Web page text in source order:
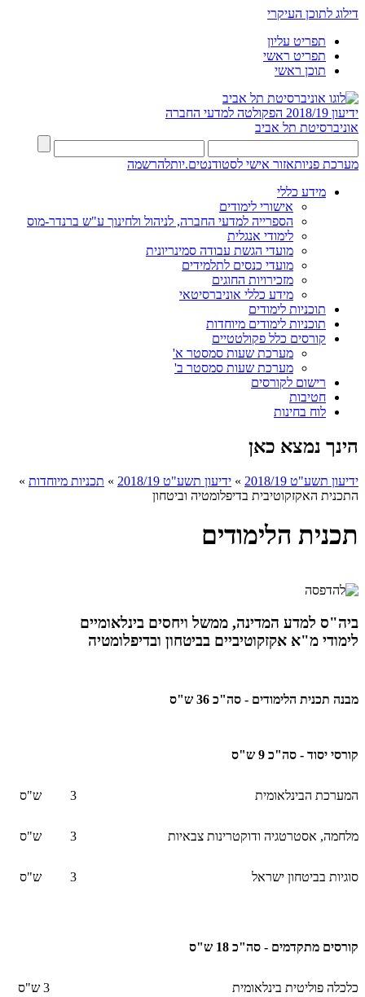
דילוג לתוכן העיקרי
תפריט עליון
תפריט ראשי
תוכן ראשי
ידיעון 2018/19
הפקולטה למדעי החברה
אוניברסיטת תל אביב
מערכת פניותאזור אישי לסטודנטים.יותלהרשמה
מידע כללי
אישורי לימודים
הספרייה למדעי החברה, לניהול ולחינוך ע"ש ברנדר-מוס
לימודי אנגלית
מועדי הגשת עבודה סמינריונית
מועדי כנסים לתלמידים
מזכירויות החוגים
מידע כללי אוניברסיטאי
תוכניות לימודים
תוכניות לימודים מיוחדות
קורסים כלל פקולטטיים
מערכת שעות סמסטר א'
מערכת שעות סמסטר ב'
רישום לקורסים
חטיבות
לוח בחינות
הינך נמצא כאן
ידיעון תשע"ט 2018/19 » ידיעון תשע"ט 2018/19 » תכניות מיוחדות »
התכנית האקזקוטיבית בדיפלומטיה וביטחון
תכנית הלימודים
ביה"ס למדע המדינה, ממשל ויחסים בינלאומיים
לימודי מ"א אקזקוטיביים בביטחון ובדיפלומטיה
מבנה תכנית הלימודים - סה"כ 36 ש"ס
קורסי יסוד - סה"כ 9 ש"ס
המערכת הבינלאומית 3 ש"ס
מלחמה, אסטרטגיה ודוקטרינות צבאיות 3 ש"ס
סוגיות בביטחון ישראל 3 ש"ס
קורסים מתקדמים - סה"כ 18 ש"ס
כלכלה פוליטית בינלאומית 3 ש"ס